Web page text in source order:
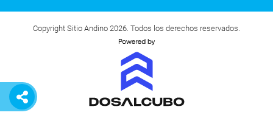
Copyright Sitio Andino 2026. Todos los derechos reservados.